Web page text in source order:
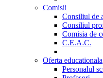
Comisii
Consiliul de
Consiliul
Comisia de
C.E.A.C.
Oferta educationala
Personalul